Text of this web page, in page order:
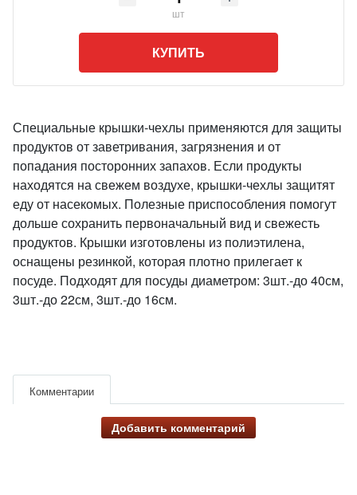
шт
КУПИТЬ
Специальные крышки-чехлы применяются для защиты
продуктов от заветривания, загрязнения и от
попадания посторонних запахов. Если продукты
находятся на свежем воздухе, крышки-чехлы защитят
еду от насекомых. Полезные приспособления помогут
дольше сохранить первоначальный вид и свежесть
продуктов. Крышки изготовлены из полиэтилена,
оснащены резинкой, которая плотно прилегает к
посуде. Подходят для посуды диаметром: 3шт.-до 40см,
3шт.-до 22см, 3шт.-до 16см.
Комментарии
Добавить комментарий